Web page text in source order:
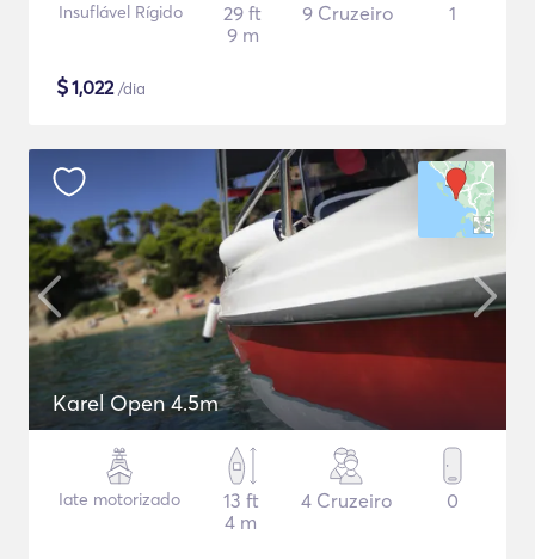
Insuflável Rígido
29 ft
9 m
9 Cruzeiro 1
$1,022/dia
Karel Open 4.5m
Iate motorizado
13 ft
4 m
4 Cruzeiro 0